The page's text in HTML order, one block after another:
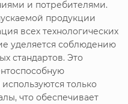
и потребителями.
продукции
всех технологических
уделяется соблюдению
стандартов. Это
только
что обеспечивает